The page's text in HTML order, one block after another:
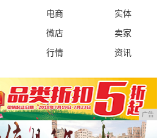
电商
实体
微店
卖家
行情 资讯
广告